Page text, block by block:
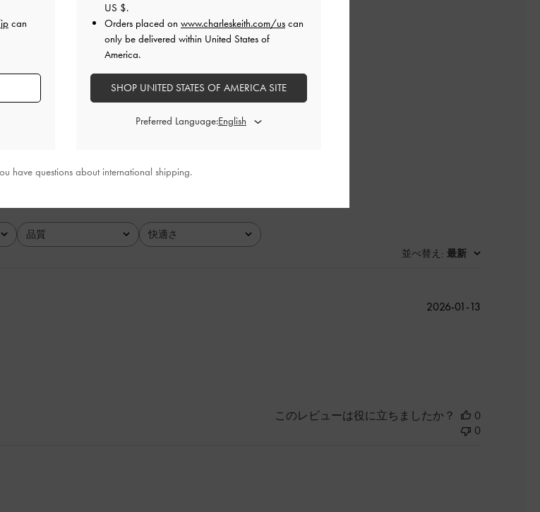
0
0
レビューを書く
品質
全て 快適さ
全て
並べ替え : 最新
公
2026-01-13
このレビューは役に立ちましたか？
0
0
can
US $.
Orders placed on www.charleskeith.com/us can
only be delivered within United States of
America.
SHOP UNITED STATES OF AMERICA SITE
Preferred Language:
have questions about international shipping.